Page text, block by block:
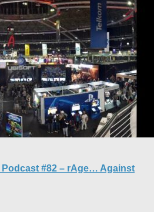
#82 – rAge… Against